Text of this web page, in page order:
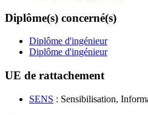
Diplôme(s) concerné(s)
Diplôme d'ingénieur
Diplôme d'ingénieur
UE de rattachement
SENS : Sensibilisation,